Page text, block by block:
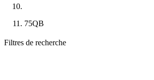
75QB
Filtres de recherche